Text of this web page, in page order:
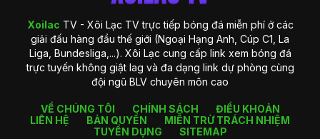
Xoilac TV - Xôi Lạc TV trực tiếp bóng đá miễn phí ở các
giải đấu hàng đầu thế giới (Ngoại Hạng Anh, Cúp C1, La
Liga, Bundesliga,...). Xôi Lạc cung cấp link xem bóng đá
trực tuyến không giật lag và đa dạng link dự phòng cùng
đội ngũ BLV chuyên môn cao
VỀ CHÚNG TÔI CHÍNH SÁCH
ĐIỀU KHOẢN
LIÊN HỆ
BẢN QUYỀN
MIỄN TRỪ TRÁCH NHIỆM
TUYỂN DỤNG
SITEMAP